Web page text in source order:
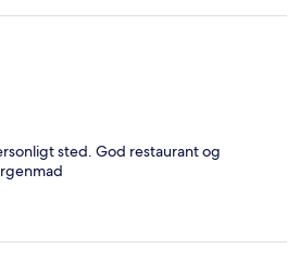
sted. God restaurant og